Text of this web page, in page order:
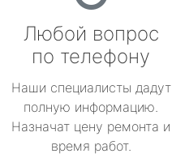
Любой вопрос
по телефону
Наши специалисты дадут
полную информацию.
Назначат цену ремонта и
время работ.